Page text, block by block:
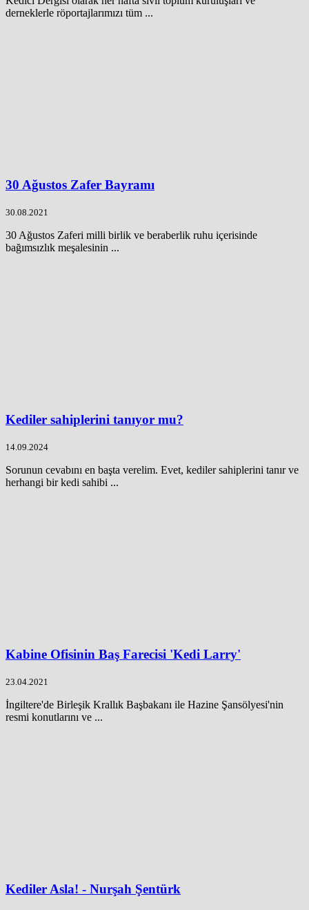
derneklerle röportajlarımızı tüm ...
30 Ağustos Zafer Bayramı
30.08.2021
30 Ağustos Zaferi milli birlik ve beraberlik ruhu içerisinde
bağımsızlık meşalesinin ...
Kediler sahiplerini tanıyor mu?
14.09.2024
Sorunun cevabını en başta verelim. Evet, kediler sahiplerini tanır ve
herhangi bir kedi sahibi ...
Kabine Ofisinin Baş Farecisi 'Kedi Larry'
23.04.2021
İngiltere'de Birleşik Krallık Başbakanı ile Hazine Şansölyesi'nin
resmi konutlarını ve ...
Kediler Asla! - Nurşah Şentürk